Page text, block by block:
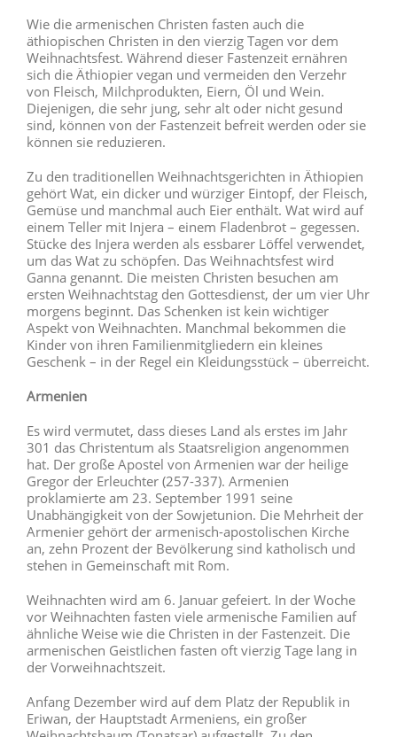
Wie die armenischen Christen fasten auch die
äthiopischen Christen in den vierzig Tagen vor dem
Weihnachtsfest. Während dieser Fastenzeit ernähren
sich die Äthiopier vegan und vermeiden den Verzehr
von Fleisch, Milchprodukten, Eiern, Öl und Wein.
Diejenigen, die sehr jung, sehr alt oder nicht gesund
sind, können von der Fastenzeit befreit werden oder sie
können sie reduzieren.
Zu den traditionellen Weihnachtsgerichten in Äthiopien
gehört Wat, ein dicker und würziger Eintopf, der Fleisch,
Gemüse und manchmal auch Eier enthält. Wat wird auf
einem Teller mit Injera – einem Fladenbrot – gegessen.
Stücke des Injera werden als essbarer Löffel verwendet,
um das Wat zu schöpfen. Das Weihnachtsfest wird
Ganna genannt. Die meisten Christen besuchen am
ersten Weihnachtstag den Gottesdienst, der um vier Uhr
morgens beginnt. Das Schenken ist kein wichtiger
Aspekt von Weihnachten. Manchmal bekommen die
Kinder von ihren Familienmitgliedern ein kleines
Geschenk – in der Regel ein Kleidungsstück – überreicht.
Armenien
Es wird vermutet, dass dieses Land als erstes im Jahr
301 das Christentum als Staatsreligion angenommen
hat. Der große Apostel von Armenien war der heilige
Gregor der Erleuchter (257-337). Armenien
proklamierte am 23. September 1991 seine
Unabhängigkeit von der Sowjetunion. Die Mehrheit der
Armenier gehört der armenisch-apostolischen Kirche
an, zehn Prozent der Bevölkerung sind katholisch und
stehen in Gemeinschaft mit Rom.
Weihnachten wird am 6. Januar gefeiert. In der Woche
vor Weihnachten fasten viele armenische Familien auf
ähnliche Weise wie die Christen in der Fastenzeit. Die
armenischen Geistlichen fasten oft vierzig Tage lang in
der Vorweihnachtszeit.
Anfang Dezember wird auf dem Platz der Republik in
Eriwan, der Hauptstadt Armeniens, ein großer